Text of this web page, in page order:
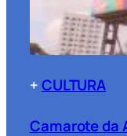
+CULTURA
Camarote da